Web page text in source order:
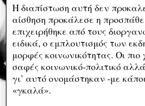
Η διαπίστωση αυτή δεν
αίσθηση προκάλεσε η
επιχειρήθηκε από τους
ειδικά, ο εμπλουτισμός των
μορφές κοινωνικότητας. Οι πιο
σαφές κοινωνικό-πολιτικό
γι’ αυτό ονομάστηκαν -με
«γκαλά».